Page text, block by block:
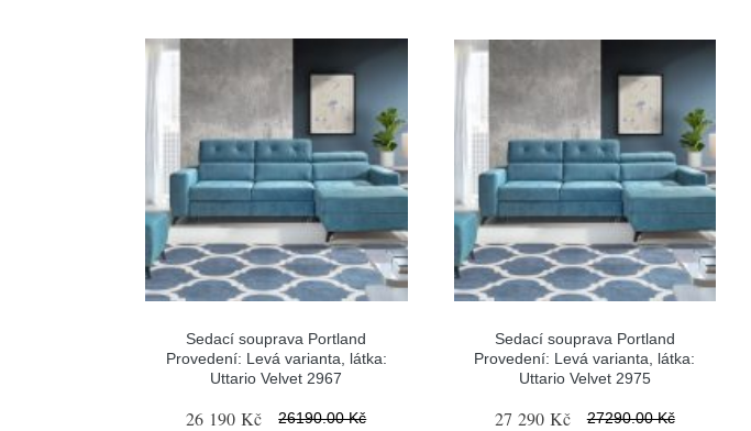
Sedací souprava Portland
Provedení: Levá varianta, látka:
Uttario Velvet 2967
26 190 Kč 26190.00 Kč
Sedací souprava Portland
Provedení: Levá varianta, látka:
Uttario Velvet 2975
27 290 Kč 27290.00 Kč